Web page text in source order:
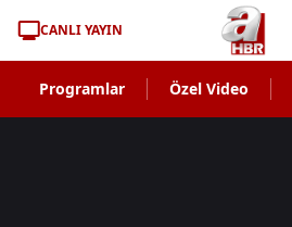
CANLI YAYIN
Programlar Özel Video